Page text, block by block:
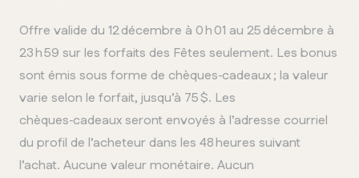
Offre valide du 12 décembre à 0 h 01 au 25 décembre à
23 h 59 sur les forfaits des Fêtes seulement. Les bonus
sont émis sous forme de chèques‑cadeaux ; la valeur
varie selon le forfait, jusqu’à 75 $. Les
chèques‑cadeaux seront envoyés à l’adresse courriel
du profil de l’acheteur dans les 48 heures suivant
l’achat. Aucune valeur monétaire. Aucun